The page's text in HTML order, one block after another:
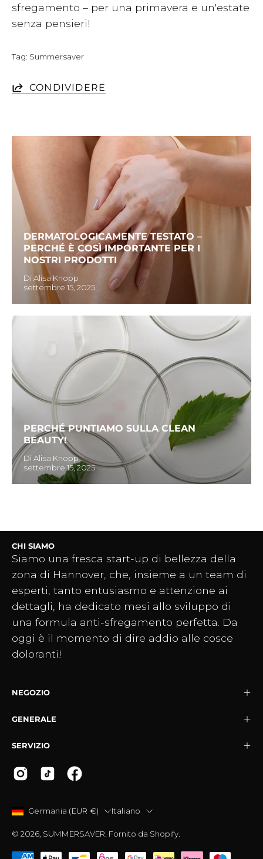
sfregamento – per una primavera e un'estate
senza pensieri!
Tag: Summersaver
CONDIVIDERE
DERMATOLOGICAMENTE TESTATO –
PERCHÉ È COSÌ IMPORTANTE PER I
NOSTRI PRODOTTI
Di Alisa Knopp
settembre 15, 2025
PERCHÉ PUNTIAMO SULLA CLEAN
BEAUTY!
Di Alisa Knopp
settembre 15, 2025
CHI SIAMO
Siamo una fresca start-up di bellezza della
zona di Hannover, che, insieme a un team di
esperti, tanto entusiasmo e attenzione ai
dettagli, ha dedicato mesi allo sviluppo di
una formula anti-sfregamento perfetta. Da
oggi è il momento di dire addio alle cosce
doloranti!
NEGOZIO
GENERALE
SERVIZIO
PAESE
Germania (EUR €) LINGUA
Italiano
© 2026, SUMMERSAVER Fornito da Shopify